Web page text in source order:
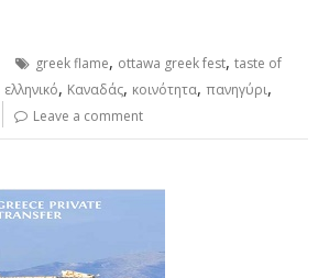
greek flame, ottawa greek fest,taste of
ελληνικό, Καναδάς, κοινότητα,πανηγύρι,
Leave a comment